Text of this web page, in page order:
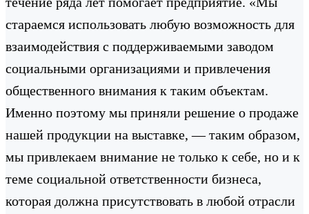
стараемся использовать любую возможность для
взаимодействия с поддерживаемыми заводом
социальными организациями и привлечения
общественного внимания к таким объектам.
Именно поэтому мы приняли решение о продаже
нашей продукции на выставке, — таким образом,
мы привлекаем внимание не только к себе, но и к
теме социальной ответственности бизнеса,
которая должна присутствовать в любой отрасли